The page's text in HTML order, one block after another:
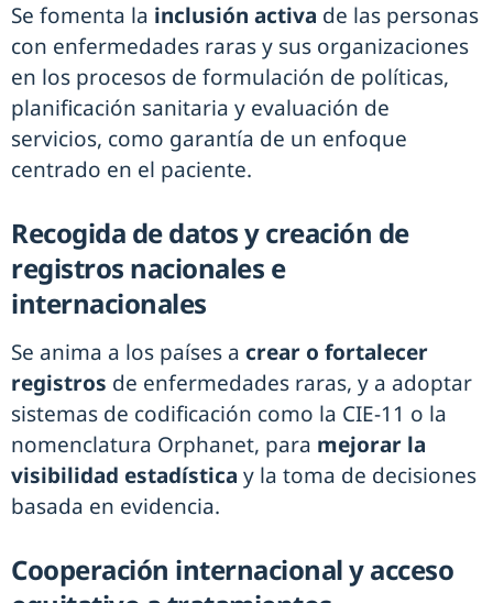
Se fomenta la inclusión activa de las personas
con enfermedades raras y sus organizaciones
en los procesos de formulación de políticas,
planificación sanitaria y evaluación de
servicios, como garantía de un enfoque
centrado en el paciente.
Recogida de datos y creación de
registros nacionales e
internacionales
Se anima a los países a crear o fortalecer
registros de enfermedades raras, y a adoptar
sistemas de codificación como la CIE-11 o la
nomenclatura Orphanet, para mejorar la
visibilidad estadística y la toma de decisiones
basada en evidencia.
Cooperación internacional y acceso